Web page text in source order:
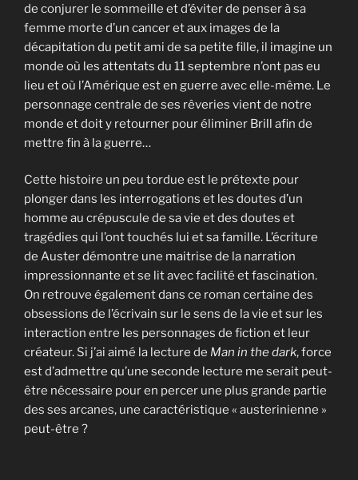
de conjurer le sommeille et d’éviter de penser à sa
femme morte d’un cancer et aux images de la
décapitation du petit ami de sa petite fille, il imagine un
monde où les attentats du 11 septembre n’ont pas eu
lieu et où l’Amérique est en guerre avec elle-même. Le
personnage centrale de ses rêveries vient de notre
monde et doit y retourner pour éliminer Brill afin de
mettre fin à la guerre…
Cette histoire un peu tordue est le prétexte pour
plonger dans les interrogations et les doutes d’un
homme au crépuscule de sa vie et des doutes et
tragédies qui l’ont touchés lui et sa famille. L’écriture
de Auster démontre une maitrise de la narration
impressionnante et se lit avec facilité et fascination.
On retrouve également dans ce roman certaine des
obsessions de l’écrivain sur le sens de la vie et sur les
interaction entre les personnages de fiction et leur
créateur. Si j’ai aimé la lecture de Man in the dark, force
est d’admettre qu’une seconde lecture me serait peut-
être nécessaire pour en percer une plus grande partie
des ses arcanes, une caractéristique « austerinienne »
peut-être ?